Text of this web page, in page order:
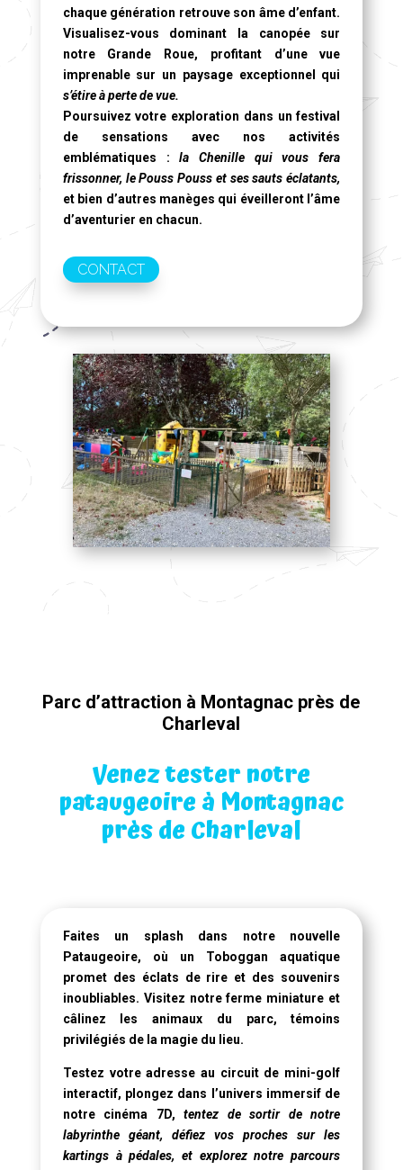
chaque génération retrouve son âme d’enfant.
Visualisez-vous dominant la canopée sur
notre Grande Roue, profitant d’une vue
imprenable sur un paysage exceptionnel qui
s’étire à perte de vue.
Poursuivez votre exploration dans un festival
de sensations avec nos activités
emblématiques :la Chenille qui vous fera
frissonner, le Pouss Pouss et ses sauts éclatants,
et bien d’autres manèges qui éveilleront l’âme
d’aventurier en chacun.
CONTACT
Parc d’attraction à Montagnac près de
Charleval
Venez tester notre
pataugeoire à Montagnac
près de Charleval
Faites un splash dans notre nouvelle
Pataugeoire, où un Toboggan aquatique
promet des éclats de rire et des souvenirs
inoubliables. Visitez notre ferme miniature et
câlinez les animaux du parc, témoins
privilégiés de la magie du lieu.
Testez votre adresse au circuit de mini-golf
interactif, plongez dans l’univers immersif de
notre cinéma 7D,tentez de sortir de notre
labyrinthe géant, défiez vos proches sur les
kartings à pédales, et explorez notre parcours